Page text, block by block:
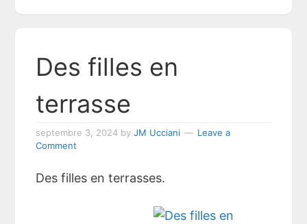
Des filles en
terrasse
septembre 3, 2024 byJM Ucciani
Leave a
Comment
Des filles en terrasses.